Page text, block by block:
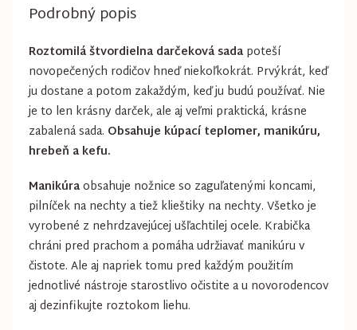
Podrobný popis
Roztomilá štvordielna darčeková sada poteší
novopečených rodičov hneď niekoľkokrát. Prvýkrát, keď
ju dostane a potom zakaždým, keď ju budú používať. Nie
je to len krásny darček, ale aj veľmi praktická, krásne
zabalená sada. Obsahuje kúpací teplomer, manikúru,
hrebeň a kefu.
Manikúraobsahuje nožnice so zaguľatenými koncami,
pilníček na nechty a tiež klieštiky na nechty. Všetko je
vyrobené z nehrdzavejúcej ušľachtilej ocele. Krabička
chráni pred prachom a pomáha udržiavať manikúru v
čistote. Ale aj napriek tomu pred každým použitím
jednotlivé nástroje starostlivo očistite a u novorodencov
aj dezinfikujte roztokom liehu.